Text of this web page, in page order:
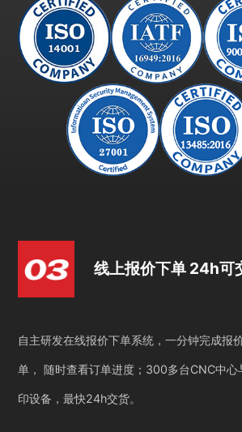
线上报价下单 24h可
自主研发在线报价下单系统，一分钟完成报
单， 随时查看订单进度；300多台CNC中
印设备，最快24h交货。